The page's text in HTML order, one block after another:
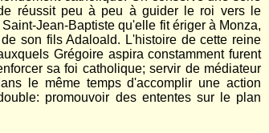
réussit peu à peu à guider le roi vers le
Jean-Baptiste qu'elle fit ériger à Monza,
son fils Adaloald. L'histoire de cette reine
Grégoire aspira constamment furent
sa foi catholique; servir de médiateur
le même temps d'accomplir une action
promouvoir des ententes sur le plan